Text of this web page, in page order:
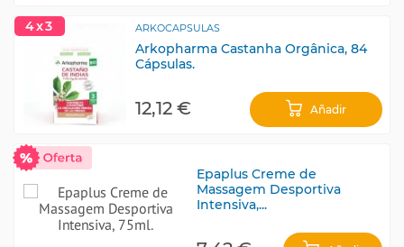
4x3 ARKOCAPSULAS
Arkopharma Castanha Orgânica, 84
Cápsulas.
12,12 € Añadir
Epaplus Creme de
Massagem Desportiva
Intensiva,...